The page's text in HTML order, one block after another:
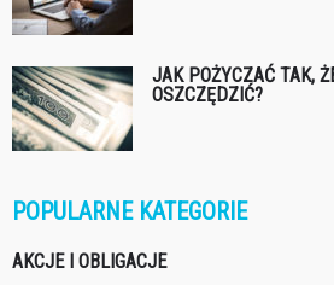
JAK POŻYCZAĆ TAK,
OSZCZĘDZIĆ?
POPULARNE KATEGORIE
AKCJE I OBLIGACJE